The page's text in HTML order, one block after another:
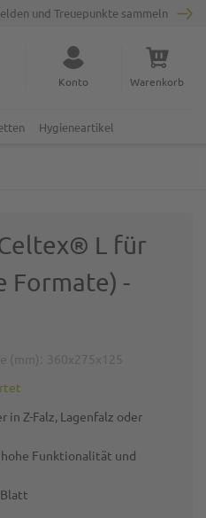
und Treuepunkte sammeln
Konto Warenkorb
Hygieneartikel
L für
Formate) -
Z-Falz, Lagenfalz oder
Funktionalität und